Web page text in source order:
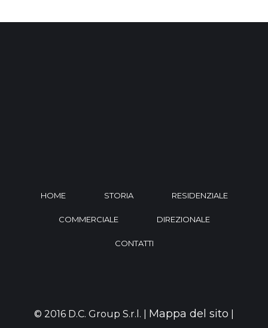
HOME STORIA RESIDENZIALE
COMMERCIALE DIREZIONALE
CONTATTI
© 2016 D.C. Group S.r.l. | Mappa del sito